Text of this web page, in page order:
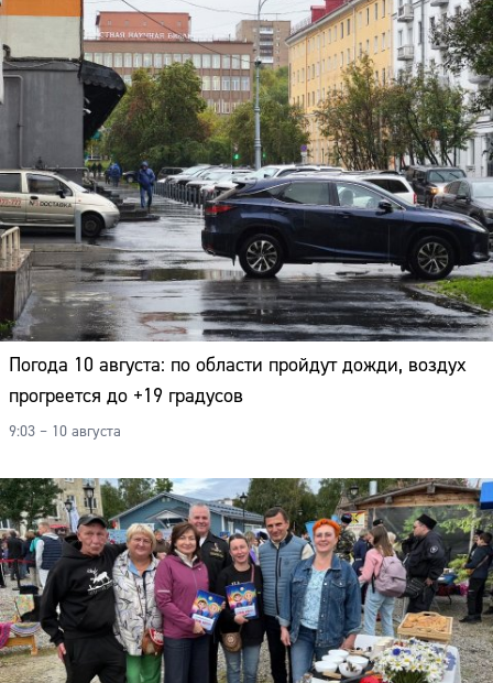
Погода 10 августа: по области пройдут дожди, воздух
прогреется до +19 градусов
9:03 – 10 августа